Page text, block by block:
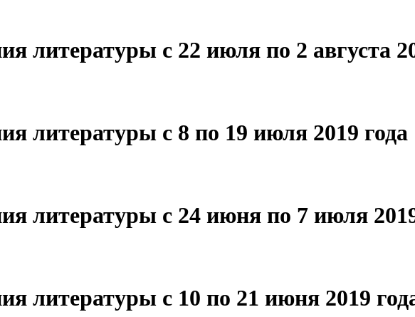
литературы с 22 июля по 2 августа
литературы с 8 по 19 июля 2019 года
литературы с 24 июня по 7 июля
литературы с 10 по 21 июня 2019